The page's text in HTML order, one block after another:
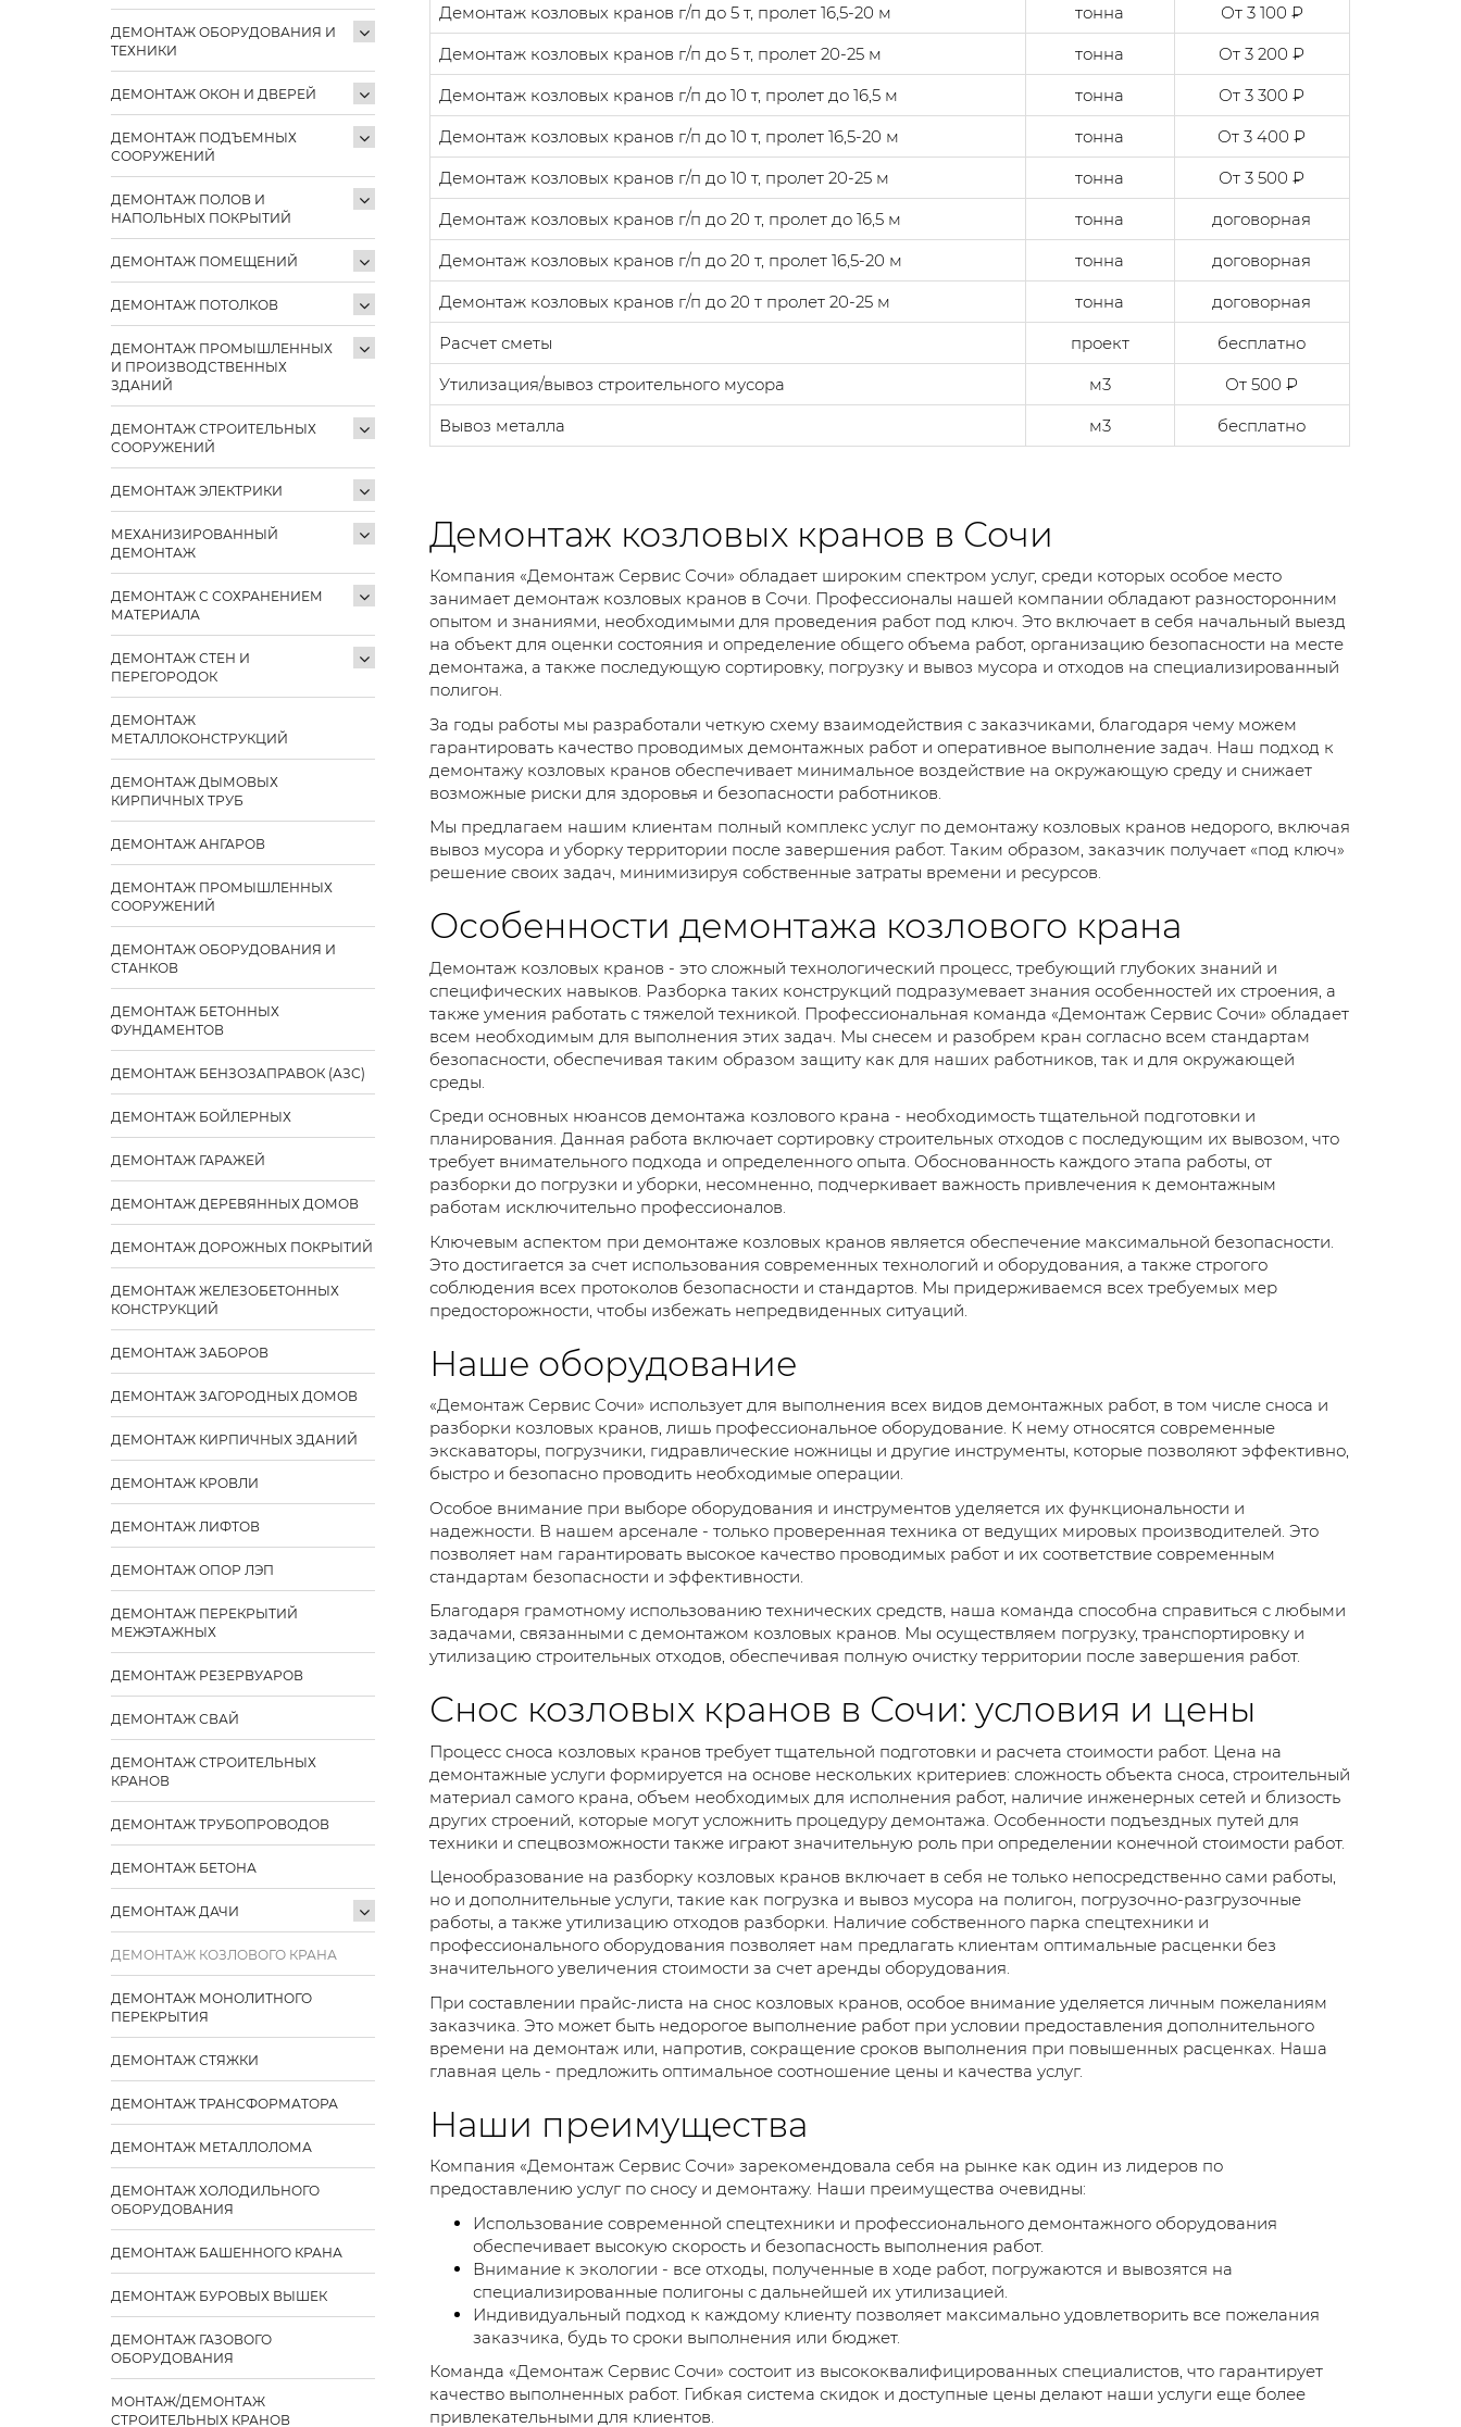
ДЕМОНТАЖ ОБОРУДОВАНИЯ И
ТЕХНИКИ
ДЕМОНТАЖ ОКОН И ДВЕРЕЙ
ДЕМОНТАЖ ПОДЪЕМНЫХ
СООРУЖЕНИЙ
ДЕМОНТАЖ ПОЛОВ И
НАПОЛЬНЫХ ПОКРЫТИЙ
ДЕМОНТАЖ ПОМЕЩЕНИЙ
ДЕМОНТАЖ ПОТОЛКОВ
ДЕМОНТАЖ ПРОМЫШЛЕННЫХ
И ПРОИЗВОДСТВЕННЫХ
ЗДАНИЙ
ДЕМОНТАЖ СТРОИТЕЛЬНЫХ
СООРУЖЕНИЙ
ДЕМОНТАЖ ЭЛЕКТРИКИ
МЕХАНИЗИРОВАННЫЙ
ДЕМОНТАЖ
ДЕМОНТАЖ С СОХРАНЕНИЕМ
МАТЕРИАЛА
ДЕМОНТАЖ СТЕН И
ПЕРЕГОРОДОК
ДЕМОНТАЖ
МЕТАЛЛОКОНСТРУКЦИЙ
ДЕМОНТАЖ ДЫМОВЫХ
КИРПИЧНЫХ ТРУБ
ДЕМОНТАЖ АНГАРОВ
ДЕМОНТАЖ ПРОМЫШЛЕННЫХ
СООРУЖЕНИЙ
ДЕМОНТАЖ ОБОРУДОВАНИЯ И
СТАНКОВ
ДЕМОНТАЖ БЕТОННЫХ
ФУНДАМЕНТОВ
ДЕМОНТАЖ БЕНЗОЗАПРАВОК (АЗС)
ДЕМОНТАЖ БОЙЛЕРНЫХ
ДЕМОНТАЖ ГАРАЖЕЙ
ДЕМОНТАЖ ДЕРЕВЯННЫХ ДОМОВ
ДЕМОНТАЖ ДОРОЖНЫХ ПОКРЫТИЙ
ДЕМОНТАЖ ЖЕЛЕЗОБЕТОННЫХ
КОНСТРУКЦИЙ
ДЕМОНТАЖ ЗАБОРОВ
ДЕМОНТАЖ ЗАГОРОДНЫХ ДОМОВ
ДЕМОНТАЖ КИРПИЧНЫХ ЗДАНИЙ
ДЕМОНТАЖ КРОВЛИ
ДЕМОНТАЖ ЛИФТОВ
ДЕМОНТАЖ ОПОР ЛЭП
ДЕМОНТАЖ ПЕРЕКРЫТИЙ
МЕЖЭТАЖНЫХ
ДЕМОНТАЖ РЕЗЕРВУАРОВ
ДЕМОНТАЖ СВАЙ
ДЕМОНТАЖ СТРОИТЕЛЬНЫХ
КРАНОВ
ДЕМОНТАЖ ТРУБОПРОВОДОВ
ДЕМОНТАЖ БЕТОНА
ДЕМОНТАЖ ДАЧИ
ДЕМОНТАЖ КОЗЛОВОГО КРАНА
ДЕМОНТАЖ МОНОЛИТНОГО
ПЕРЕКРЫТИЯ
ДЕМОНТАЖ СТЯЖКИ
ДЕМОНТАЖ ТРАНСФОРМАТОРА
ДЕМОНТАЖ МЕТАЛЛОЛОМА
ДЕМОНТАЖ ХОЛОДИЛЬНОГО
ОБОРУДОВАНИЯ
ДЕМОНТАЖ БАШЕННОГО КРАНА
ДЕМОНТАЖ БУРОВЫХ ВЫШЕК
ДЕМОНТАЖ ГАЗОВОГО
ОБОРУДОВАНИЯ
МОНТАЖ/ДЕМОНТАЖ
СТРОИТЕЛЬНЫХ КРАНОВ
Демонтаж козловых кранов г/п до 5 т, пролет 16,5-20 м
тонна
От 3 100 ₽
Демонтаж козловых кранов г/п до 5 т, пролет 20-25 м
тонна
От 3 200 ₽
Демонтаж козловых кранов г/п до 10 т, пролет до 16,5 м
тонна
От 3 300 ₽
Демонтаж козловых кранов г/п до 10 т, пролет 16,5-20 м
тонна
От 3 400 ₽
Демонтаж козловых кранов г/п до 10 т, пролет 20-25 м
тонна
От 3 500 ₽
Демонтаж козловых кранов г/п до 20 т, пролет до 16,5 м
тонна
договорная
Демонтаж козловых кранов г/п до 20 т, пролет 16,5-20 м
тонна
договорная
Демонтаж козловых кранов г/п до 20 т пролет 20-25 м
тонна
договорная
Расчет сметы
проект
бесплатно
Утилизация/вывоз строительного мусора
м3
От 500 ₽
Вывоз металла
м3 бесплатно
Демонтаж козловых кранов в Сочи
Компания «Демонтаж Сервис Сочи» обладает широким спектром услуг, среди которых особое место
занимает демонтаж козловых кранов в Сочи. Профессионалы нашей компании обладают разносторонним
опытом и знаниями, необходимыми для проведения работ под ключ. Это включает в себя начальный выезд
на объект для оценки состояния и определение общего объема работ, организацию безопасности на месте
демонтажа, а также последующую сортировку, погрузку и вывоз мусора и отходов на специализированный
полигон.
За годы работы мы разработали четкую схему взаимодействия с заказчиками, благодаря чему можем
гарантировать качество проводимых демонтажных работ и оперативное выполнение задач. Наш подход к
демонтажу козловых кранов обеспечивает минимальное воздействие на окружающую среду и снижает
возможные риски для здоровья и безопасности работников.
Мы предлагаем нашим клиентам полный комплекс услуг по демонтажу козловых кранов недорого, включая
вывоз мусора и уборку территории после завершения работ. Таким образом, заказчик получает «под ключ»
решение своих задач, минимизируя собственные затраты времени и ресурсов.
Особенности демонтажа козлового крана
Демонтаж козловых кранов - это сложный технологический процесс, требующий глубоких знаний и
специфических навыков. Разборка таких конструкций подразумевает знания особенностей их строения, а
также умения работать с тяжелой техникой. Профессиональная команда «Демонтаж Сервис Сочи» обладает
всем необходимым для выполнения этих задач. Мы снесем и разобрем кран согласно всем стандартам
безопасности, обеспечивая таким образом защиту как для наших работников, так и для окружающей
среды.
Среди основных нюансов демонтажа козлового крана - необходимость тщательной подготовки и
планирования. Данная работа включает сортировку строительных отходов с последующим их вывозом, что
требует внимательного подхода и определенного опыта. Обоснованность каждого этапа работы, от
разборки до погрузки и уборки, несомненно, подчеркивает важность привлечения к демонтажным
работам исключительно профессионалов.
Ключевым аспектом при демонтаже козловых кранов является обеспечение максимальной безопасности.
Это достигается за счет использования современных технологий и оборудования, а также строгого
соблюдения всех протоколов безопасности и стандартов. Мы придерживаемся всех требуемых мер
предосторожности, чтобы избежать непредвиденных ситуаций.
Наше оборудование
«Демонтаж Сервис Сочи» использует для выполнения всех видов демонтажных работ, в том числе сноса и
разборки козловых кранов, лишь профессиональное оборудование. К нему относятся современные
экскаваторы, погрузчики, гидравлические ножницы и другие инструменты, которые позволяют эффективно,
быстро и безопасно проводить необходимые операции.
Особое внимание при выборе оборудования и инструментов уделяется их функциональности и
надежности. В нашем арсенале - только проверенная техника от ведущих мировых производителей. Это
позволяет нам гарантировать высокое качество проводимых работ и их соответствие современным
стандартам безопасности и эффективности.
Благодаря грамотному использованию технических средств, наша команда способна справиться с любыми
задачами, связанными с демонтажом козловых кранов. Мы осуществляем погрузку, транспортировку и
утилизацию строительных отходов, обеспечивая полную очистку территории после завершения работ.
Снос козловых кранов в Сочи: условия и цены
Процесс сноса козловых кранов требует тщательной подготовки и расчета стоимости работ. Цена на
демонтажные услуги формируется на основе нескольких критериев: сложность объекта сноса, строительный
материал самого крана, объем необходимых для исполнения работ, наличие инженерных сетей и близость
других строений, которые могут усложнить процедуру демонтажа. Особенности подъездных путей для
техники и спецвозможности также играют значительную роль при определении конечной стоимости работ.
Ценообразование на разборку козловых кранов включает в себя не только непосредственно сами работы,
но и дополнительные услуги, такие как погрузка и вывоз мусора на полигон, погрузочно-разгрузочные
работы, а также утилизацию отходов разборки. Наличие собственного парка спецтехники и
профессионального оборудования позволяет нам предлагать клиентам оптимальные расценки без
значительного увеличения стоимости за счет аренды оборудования.
При составлении прайс-листа на снос козловых кранов, особое внимание уделяется личным пожеланиям
заказчика. Это может быть недорогое выполнение работ при условии предоставления дополнительного
времени на демонтаж или, напротив, сокращение сроков выполнения при повышенных расценках. Наша
главная цель - предложить оптимальное соотношение цены и качества услуг.
Наши преимущества
Компания «Демонтаж Сервис Сочи» зарекомендовала себя на рынке как один из лидеров по
предоставлению услуг по сносу и демонтажу. Наши преимущества очевидны:
Использование современной спецтехники и профессионального демонтажного оборудования
обеспечивает высокую скорость и безопасность выполнения работ.
Внимание к экологии - все отходы, полученные в ходе работ, погружаются и вывозятся на
специализированные полигоны с дальнейшей их утилизацией.
Индивидуальный подход к каждому клиенту позволяет максимально удовлетворить все пожелания
заказчика, будь то сроки выполнения или бюджет.
Команда «Демонтаж Сервис Сочи» состоит из высококвалифицированных специалистов, что гарантирует
качество выполненных работ. Гибкая система скидок и доступные цены делают наши услуги еще более
привлекательными для клиентов.